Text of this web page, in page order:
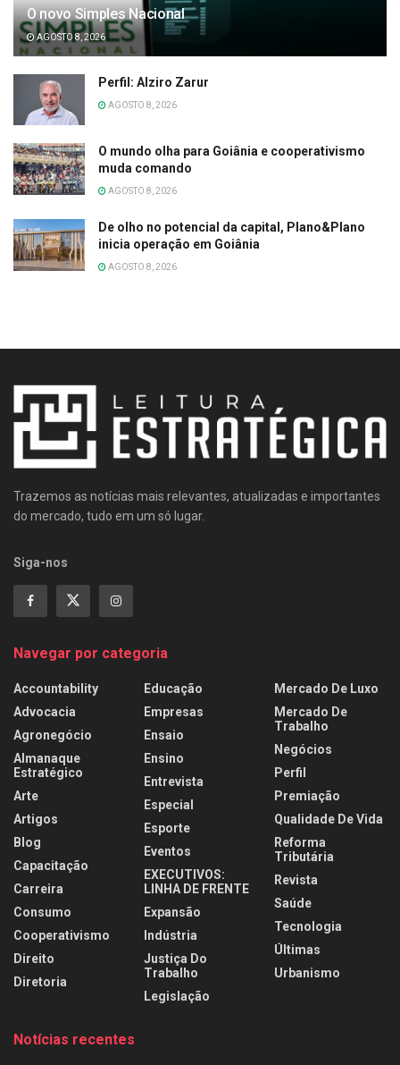
O novo Simples Nacional
AGOSTO 8, 2026
Perfil: Alziro Zarur
AGOSTO 8, 2026
O mundo olha para Goiânia e cooperativismo
muda comando
AGOSTO 8, 2026
De olho no potencial da capital, Plano&Plano
inicia operação em Goiânia
AGOSTO 8, 2026
Trazemos as notícias mais relevantes, atualizadas e importantes
do mercado, tudo em um só lugar.
Siga-nos
Navegar por categoria
Accountability
Advocacia
Agronegócio
Almanaque
Estratégico
Arte
Artigos
Blog
Capacitação
Carreira
Consumo
Cooperativismo
Direito
Diretoria
Educação
Empresas
Ensaio
Ensino
Entrevista
Especial
Esporte
Eventos
EXECUTIVOS:
LINHA DE FRENTE
Expansão
Indústria
Justiça Do
Trabalho
Legislação
Mercado De Luxo
Mercado De
Trabalho
Negócios
Perfil
Premiação
Qualidade De Vida
Reforma
Tributária
Revista
Saúde
Tecnologia
Últimas
Urbanismo
Notícias recentes